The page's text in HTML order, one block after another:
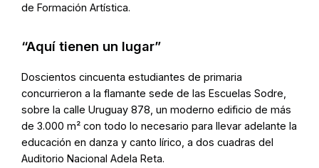
de Formación Artística.
“Aquí tienen un lugar”
Doscientos cincuenta estudiantes de primaria
concurrieron a la flamante sede de las Escuelas Sodre,
sobre la calle Uruguay 878, un moderno edificio de más
de 3.000 m² con todo lo necesario para llevar adelante la
educación en danza y canto lírico, a dos cuadras del
Auditorio Nacional Adela Reta.